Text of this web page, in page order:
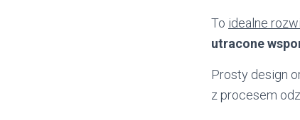
To idealne
utracone
Prosty design
z procesem